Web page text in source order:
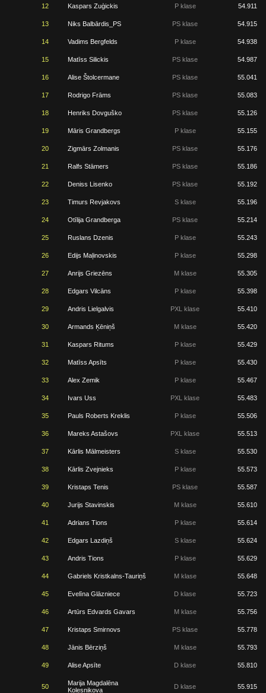
12 Kaspars Zuģickis P klase 54.911
13 Niks Balbārdis_PS PS klase 54.915
14 Vadims Bergfelds P klase 54.938
15 Matīss Silickis PS klase 54.987
16 Alise Štolcermane PS klase 55.041
17 Rodrigo Frāms PS klase 55.083
18 Henriks Dovguško PS klase 55.126
19 Māris Grandbergs P klase 55.155
20 Zigmārs Zolmanis PS klase 55.176
21 Ralfs Stāmers PS klase 55.186
22 Deniss Lisenko PS klase 55.192
23 Timurs Revjakovs S klase 55.196
24 Otīlija Grandberga PS klase 55.214
25 Ruslans Dzenis P klase 55.243
26 Edijs Maļinovskis P klase 55.298
27 Anrijs Griezēns M klase 55.305
28 Edgars Vilcāns P klase 55.398
29 Andris Lielgalvis PXL klase 55.410
30 Armands Ķēniņš M klase 55.420
31 Kaspars Ritums P klase 55.429
32 Matīss Apsīts P klase 55.430
33 Alex Zemik P klase 55.467
34 Ivars Uss PXL klase 55.483
35 Pauls Roberts Kreklis P klase 55.506
36 Mareks Astašovs PXL klase 55.513
37 Kārlis Mālmeisters S klase 55.530
38 Kārlis Zvejnieks P klase 55.573
39 Kristaps Tenis PS klase 55.587
40 Jurijs Stavinskis M klase 55.610
41 Adrians Tions P klase 55.614
42 Edgars Lazdiņš S klase 55.624
43 Andris Tions P klase 55.629
44 Gabriels Kristkalns-Tauriņš M klase 55.648
45 Evelīna Glāzniece D klase 55.723
46 Artūrs Edvards Gavars M klase 55.756
47 Kristaps Smirnovs PS klase 55.778
48 Jānis Bērziņš M klase 55.793
49 Alise Apsīte D klase 55.810
50
Marija Magdalēna
Kolesnikova
D klase 55.915